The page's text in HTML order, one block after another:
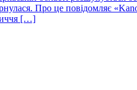
Про це повідомляє
[…]